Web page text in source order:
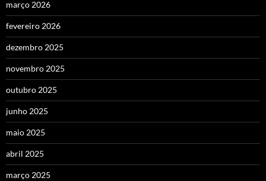
março 2026
fevereiro 2026
dezembro 2025
novembro 2025
outubro 2025
junho 2025
maio 2025
abril 2025
março 2025